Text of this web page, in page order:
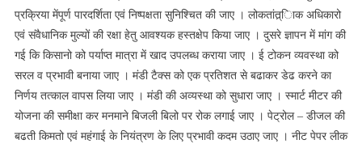
प्रक्रिया मेंपूर्ण पारदर्शिता एवं निष्पक्षता सुनिश्चित की जाए । लोकतांत्र्ािक अधिकारो
एवं संवैधानिक मुल्यों की रक्षा हेतु आवश्यक हस्तक्षेप किया जाए । दुसरे ज्ञापन में मांग की
गई कि किसानो को पर्याप्त मात्रा में खाद उपलब्ध कराया जाए । ई टोकन व्यवस्था को
सरल व प्रभावी बनाया जाए । मंडी टैक्स को एक प्रतिशत से बढाकर डेढ करने का
निर्णय तत्काल वापस लिया जाए । मंडी की अव्यस्था को सुधारा जाए । स्मार्ट मीटर की
योजना की समीक्षा कर मनमाने बिजली बिलो पर रोक लगाई जाए । पेट्रोल – डीजल की
बढती किमतो एवं महंगाई के नियंत्रण के लिए प्रभावी कदम उठाए जाए । नीट पेपर लीक